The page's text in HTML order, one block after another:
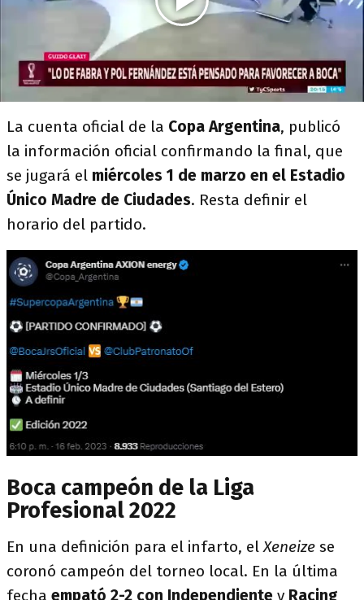
La cuenta oficial de la Copa Argentina, publicó
la información oficial confirmando la final, que
se jugará el miércoles 1 de marzo en el Estadio
Único Madre de Ciudades. Resta definir el
horario del partido.
Boca campeón de la Liga
Profesional 2022
En una definición para el infarto, elXeneize se
coronó campeón del torneo local. En la última
fecha empató 2-2 con Independiente y Racing